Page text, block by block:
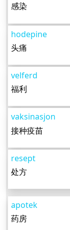
感染
hodepine
头痛
velferd
福利
vaksinasjon
接种疫苗
resept
处方
apotek
药房